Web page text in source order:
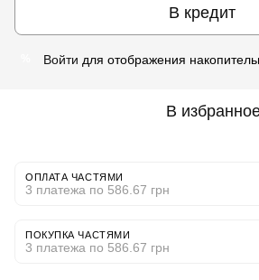
В кредит
Войти для отображения
В
ОПЛАТА ЧАСТЯМИ
3 платежа по 586.67 грн
ПОКУПКА ЧАСТЯМИ
3 платежа по 586.67 грн